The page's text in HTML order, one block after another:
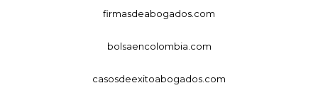
firmasdeabogados.com
bolsaencolombia.com
casosdeexitoabogados.com